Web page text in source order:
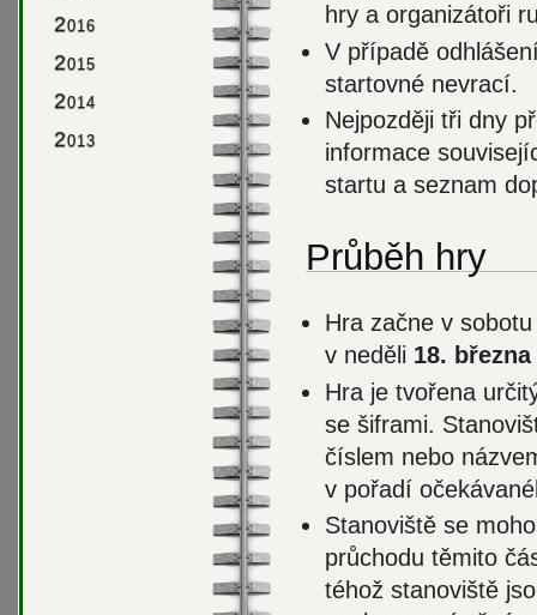
2016
2015
2014
2013
hry a organizátoři
V případě
startovné nevrací.
Nejpozději tři dny
informace
startu a seznam
Průběh hry
Hra začne v
v neděli 18.
Hra je tvořena
se šiframi.
číslem nebo
v pořadí
Stanoviště se
průchodu těmito
téhož stanoviště